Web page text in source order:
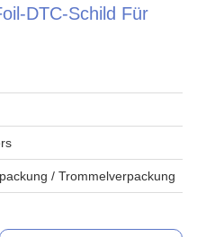
DTC-Schild Für
/ Trommelverpackung